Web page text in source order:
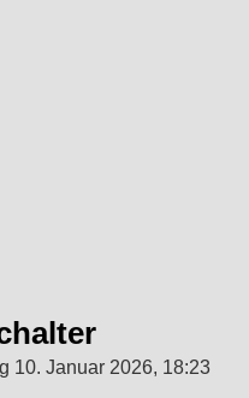
10. Januar 2026, 18:23